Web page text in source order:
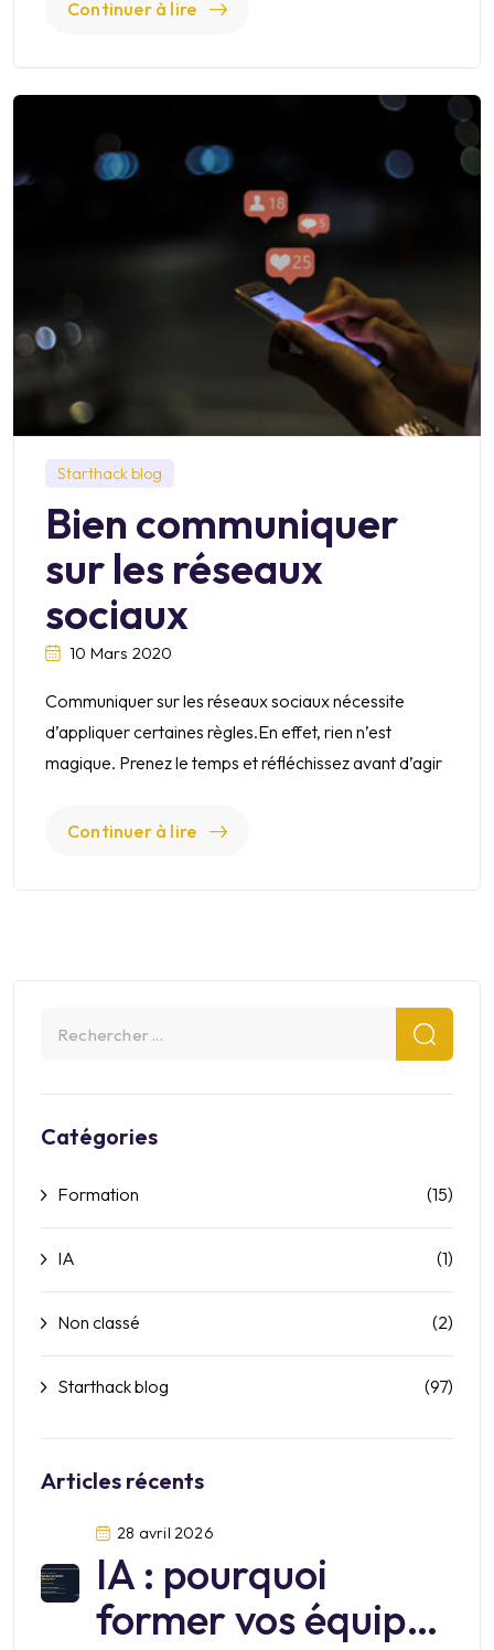
Continuer à lire
Starthack blog
Bien communiquer
sur les réseaux
sociaux
10 Mars 2020
Communiquer sur les réseaux sociaux nécessite
d’appliquer certaines règles.En effet, rien n’est
magique. Prenez le temps et réfléchissez avant d’agir
Continuer à lire
Catégories
Formation (15)
IA (1)
Non classé (2)
Starthack blog (97)
Articles récents
28 avril 2026
IA : pourquoi
former vos équipes